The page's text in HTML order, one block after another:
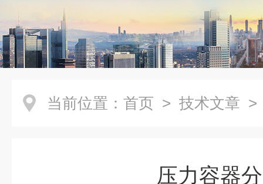
当前位置： 首页 > 技术文章 >
压力容器